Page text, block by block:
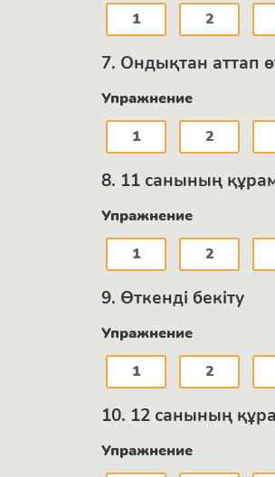
1
2
7. Ондықтан аттап
Упражнение
1
2
8. 11 санының
Упражнение
1
2
9. Өткенді бекіту
Упражнение
1
2
10. 12 санының
Упражнение